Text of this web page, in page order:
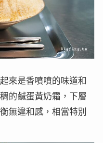
來是香噴噴的味道和
的鹹蛋黃奶霜，下層
無違和感，相當特別